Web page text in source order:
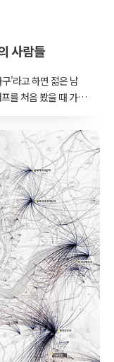
사람들
'라고 하면 젊은 남
를 처음 봤을 때 가
통계청에서 이런저런
태별 인구 (서울,
에서 혼인상태별로
회색 부분이 잘 설
, 즉 '사별' 후에 홀로
했을 나이다. 그래서
년은 혼인상태별